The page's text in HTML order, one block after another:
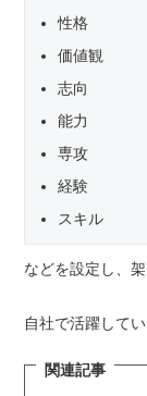
性格
価値観
志向
能力
専攻
経験
スキル
などを設定し、
自社で活躍して
関連記事